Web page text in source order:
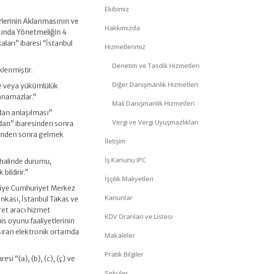
Aklanmasının ve
Yönetmeliğin 4
ibaresi “İstanbul
veya yükümlülük
anlaşılması”
ibaresinden sonra
sonra gelmek
durumu,
bildirir.”
Cumhuriyet Merkez
İstanbul Takas ve
aracı hizmet
oyunu faaliyetlerinin
elektronik ortamda
“(a), (b), (c), (ç) ve
Ekibimiz
Hakkımızda
Hizmetlerimiz
Denetim ve Tasdik Hizmetleri
Diğer Danışmanlık Hizmetleri
Mali Danışmanlık Hizmetleri
Vergi ve Vergi Uyuşmazlıkları
İletişim
İş Kanunu IPC
İşçilik Maliyetleri
Kanunlar
KDV Oranları ve Listesi
Makaleler
Pratik Bilgiler